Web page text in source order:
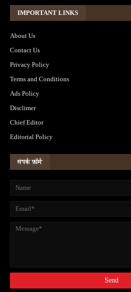
IMPORTANT LINKS
About Us
Contact Us
Privacy Policy
Terms and Conditions
Ads Policy
Disclimer
Chief Editor
Editorial Policy
संपर्क फ़ॉर्म